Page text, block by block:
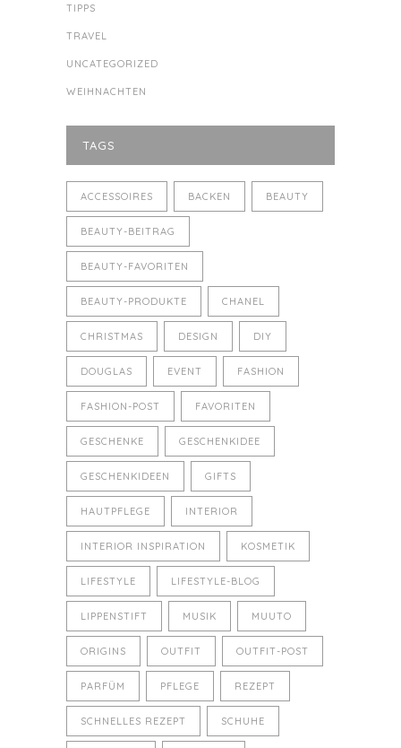
TIPPS
TRAVEL
UNCATEGORIZED
WEIHNACHTEN
TAGS
ACCESSOIRES BACKEN BEAUTY
BEAUTY-BEITRAG
BEAUTY-FAVORITEN
BEAUTY-PRODUKTE CHANEL
CHRISTMAS DESIGN DIY
DOUGLAS EVENT FASHION
FASHION-POST FAVORITEN
GESCHENKE GESCHENKIDEE
GESCHENKIDEEN GIFTS
HAUTPFLEGE INTERIOR
INTERIOR INSPIRATION KOSMETIK
LIFESTYLE LIFESTYLE-BLOG
LIPPENSTIFT MUSIK MUUTO
ORIGINS OUTFIT OUTFIT-POST
PARFÜM PFLEGE REZEPT
SCHNELLES REZEPT SCHUHE